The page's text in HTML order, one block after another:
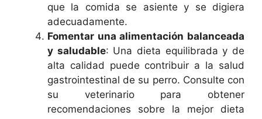
que la comida se asiente y se digiera
adecuadamente.
Fomentar una alimentación balanceada
y saludable: Una dieta equilibrada y de
alta calidad puede contribuir a la salud
gastrointestinal de su perro. Consulte con
su veterinario para obtener
recomendaciones sobre la mejor dieta